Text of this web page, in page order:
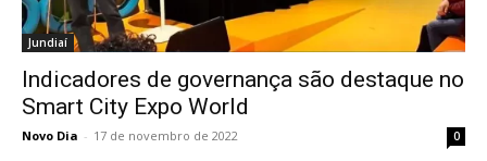
Jundiaí
Indicadores de governança são destaque no
Smart City Expo World
Novo Dia - 17 de novembro de 2022 0